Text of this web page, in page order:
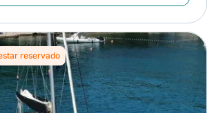
reservado